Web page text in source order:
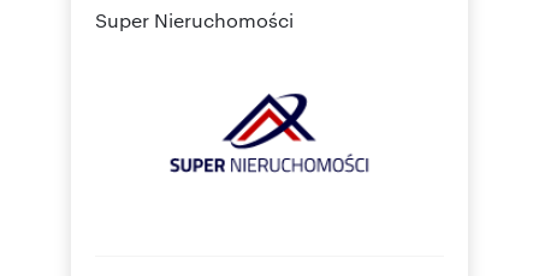
Super Nieruchomości